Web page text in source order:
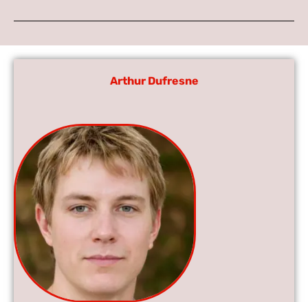
Arthur Dufresne